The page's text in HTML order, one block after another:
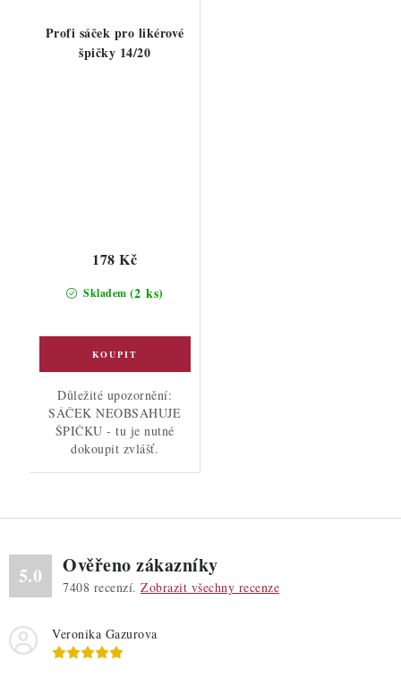
Profi sáček pro likérové
špičky 14/20
Skladem (2 ks)
178 Kč
Důležité upozornění:
SÁČEK NEOBSAHUJE
ŠPIČKU - tu je nutné
dokoupit zvlášť.
5.0 Ověřeno zákazníky
7408 recenzí. Zobrazit všechny recenze
Veronika Gazurova